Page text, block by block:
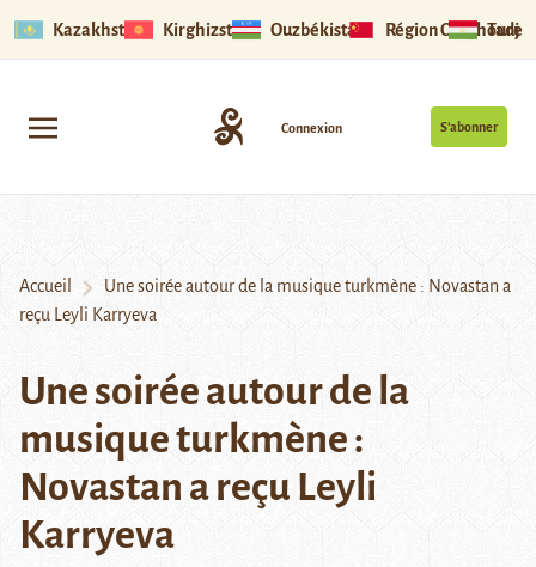
Kazakhstan Kirghizstan Ouzbékistan Région Ouïghoure
S’abonner
Connexion
Accueil
Une soirée autour de la musique turkmène : Novastan a
reçu Leyli Karryeva
Une soirée autour de la
musique turkmène :
Novastan a reçu Leyli
Karryeva